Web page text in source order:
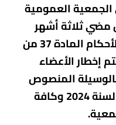
العمومية
مضي ثلاثة أشهر
علي ذلك الاجتماع تنفيذا لأحكام المادة 37 من
1981وسيتم إخطار الأعضاء
المنصوص
عليها بالقرار الوزاري 627 لسنة 2024 وكافة